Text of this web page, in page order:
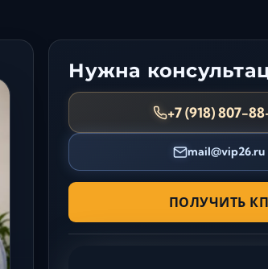
Нужна
+7 (918) 807-
mail@vip26.ru
ПОЛУЧИТЬ КП